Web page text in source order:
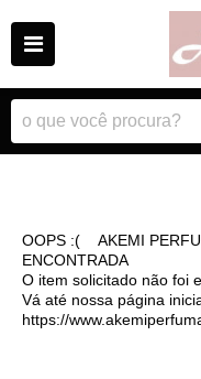
OOPS :( AKEMI
ENCONTRADA
O item solicitado não foi
Vá até nossa página
https://